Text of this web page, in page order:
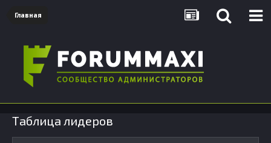
Главная
Таблица лидеров